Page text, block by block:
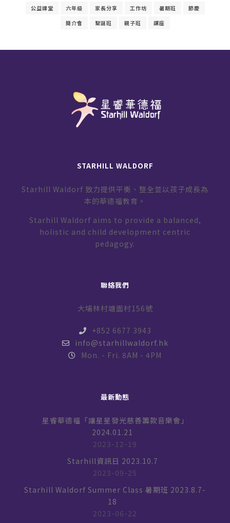
公益課堂 六年級 家長分享 工作坊 暑期班
節慶
簡介會
聖誕班 親子班 講座
STARHILL WALDORF
Starhill Waldorf 致力提供平衡、整全並以孩子成長為
本的華德福教育。
Starhill Waldorf aims to provide a balanced,
holistic and child development centric
pedagogy.
聯絡我們
大埔林村塘面村156號
+852 6677 3943
info@starhillwaldorf.hk
Mon. - Fri. 8AM - 4PM
最新動態
星睿華德福「讓星星發光慈善籌款音樂會」
2024.01.21
2023-12-19
Starhill資訊日 2023.10.7
2023-09-25
Starhill Waldorf Summer Class 暑期班 2023.8.7-
18
2023-06-22